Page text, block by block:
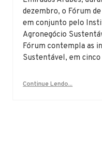
dezembro, o Fórum
em conjunto pelo
Agronegócio
Fórum contempla as
Sustentável, em
Continue Lendo...